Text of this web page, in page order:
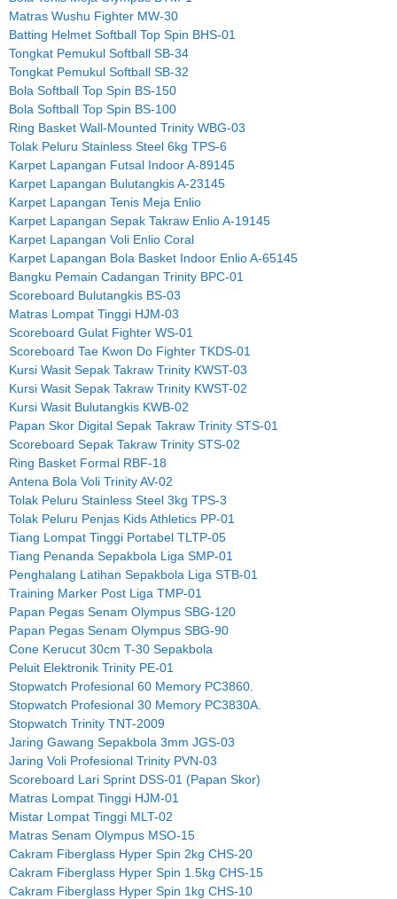
Matras Wushu Fighter MW-30
Batting Helmet Softball Top Spin BHS-01
Tongkat Pemukul Softball SB-34
Tongkat Pemukul Softball SB-32
Bola Softball Top Spin BS-150
Bola Softball Top Spin BS-100
Ring Basket Wall-Mounted Trinity WBG-03
Tolak Peluru Stainless Steel 6kg TPS-6
Karpet Lapangan Futsal Indoor A-89145
Karpet Lapangan Bulutangkis A-23145
Karpet Lapangan Tenis Meja Enlio
Karpet Lapangan Sepak Takraw Enlio A-19145
Karpet Lapangan Voli Enlio Coral
Karpet Lapangan Bola Basket Indoor Enlio A-65145
Bangku Pemain Cadangan Trinity BPC-01
Scoreboard Bulutangkis BS-03
Matras Lompat Tinggi HJM-03
Scoreboard Gulat Fighter WS-01
Scoreboard Tae Kwon Do Fighter TKDS-01
Kursi Wasit Sepak Takraw Trinity KWST-03
Kursi Wasit Sepak Takraw Trinity KWST-02
Kursi Wasit Bulutangkis KWB-02
Papan Skor Digital Sepak Takraw Trinity STS-01
Scoreboard Sepak Takraw Trinity STS-02
Ring Basket Formal RBF-18
Antena Bola Voli Trinity AV-02
Tolak Peluru Stainless Steel 3kg TPS-3
Tolak Peluru Penjas Kids Athletics PP-01
Tiang Lompat Tinggi Portabel TLTP-05
Tiang Penanda Sepakbola Liga SMP-01
Penghalang Latihan Sepakbola Liga STB-01
Training Marker Post Liga TMP-01
Papan Pegas Senam Olympus SBG-120
Papan Pegas Senam Olympus SBG-90
Cone Kerucut 30cm T-30 Sepakbola
Peluit Elektronik Trinity PE-01
Stopwatch Profesional 60 Memory PC3860.
Stopwatch Profesional 30 Memory PC3830A.
Stopwatch Trinity TNT-2009
Jaring Gawang Sepakbola 3mm JGS-03
Jaring Voli Profesional Trinity PVN-03
Scoreboard Lari Sprint DSS-01 (Papan Skor)
Matras Lompat Tinggi HJM-01
Mistar Lompat Tinggi MLT-02
Matras Senam Olympus MSO-15
Cakram Fiberglass Hyper Spin 2kg CHS-20
Cakram Fiberglass Hyper Spin 1.5kg CHS-15
Cakram Fiberglass Hyper Spin 1kg CHS-10